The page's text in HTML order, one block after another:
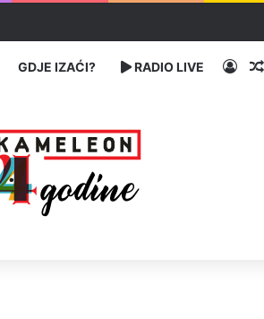
GDJE IZAĆI? RADIO LIVE